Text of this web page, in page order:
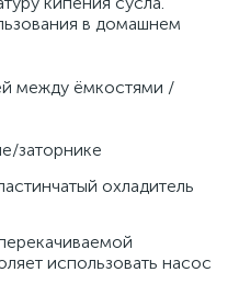
в домашнем
между ёмкостями /
заторнике
охладитель
использовать насос